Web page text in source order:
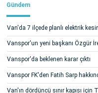
Gündem
Van'da 7 ilçede planlı elektrik
Vanspor'un yeni başkanı Özgür
Vanspor'da beklenen karar çıktı
Vanspor FK'den Fatih Sarp
Van'ın dördüncü sınır kapısı